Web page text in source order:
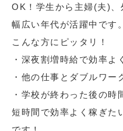
OK！学生から主婦(夫)
幅広い年代が活躍中です。
こんな方にピッタリ！
・深夜割増時給で効率よ
・他の仕事とダブルワー
・学校が終わった後の時
短時間で効率よく稼ぎた